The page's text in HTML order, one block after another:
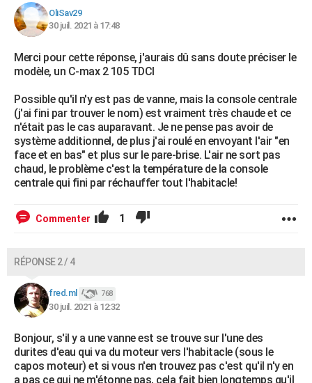
OliSav29
30 juil. 2021 à 17:48
Merci pour cette réponse, j'aurais dû sans doute préciser le
modèle, un C-max 2 105 TDCI
Possible qu'il n'y est pas de vanne, mais la console centrale
(j'ai fini par trouver le nom) est vraiment très chaude et ce
n'était pas le cas auparavant. Je ne pense pas avoir de
système additionnel, de plus j'ai roulé en envoyant l'air "en
face et en bas" et plus sur le pare-brise. L'air ne sort pas
chaud, le problème c'est la température de la console
centrale qui fini par réchauffer tout l'habitacle!
Commenter 1
RÉPONSE 2 / 4
fred.ml 768
30 juil. 2021 à 12:32
Bonjour, s'il y a une vanne est se trouve sur l'une des
durites d'eau qui va du moteur vers l'habitacle (sous le
capos moteur) et si vous n'en trouvez pas c'est qu'il n'y en
a pas ce qui ne m'étonne pas, cela fait bien longtemps qu'il